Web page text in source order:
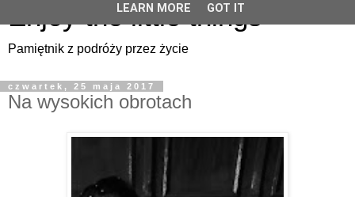
Enjoy the little things
Pamiętnik z podróży przez życie
czwartek, 25 maja 2017
Na wysokich obrotach
LEARN MORE GOT IT